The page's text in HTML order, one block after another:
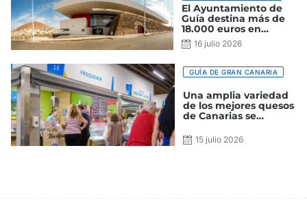
El Ayuntamiento de
Guía destina más de
18.000 euros en
modernizar y
promocionar el
16 julio 2026
GUÍA DE GRAN CANARIA
Una amplia variedad
de los mejores quesos
de Canarias se
Mercado de Guía
15 julio 2026